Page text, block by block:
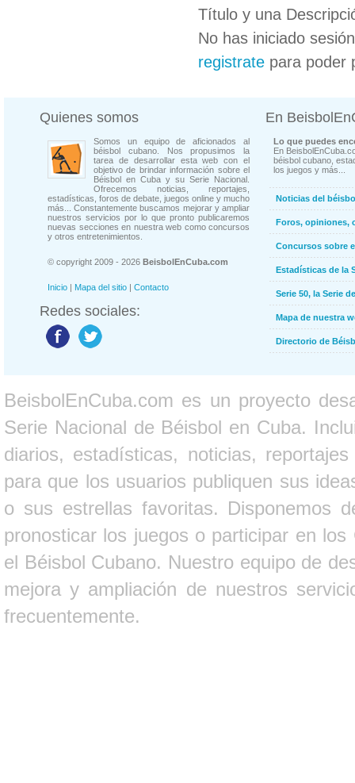
Título y una
No has iniciado
registrate para poder
Quienes somos
Somos un equipo de aficionados al
béisbol cubano. Nos propusimos la
tarea de desarrollar esta web con el
objetivo de brindar información sobre el
Béisbol en Cuba y su Serie Nacional.
Ofrecemos noticias, reportajes,
estadísticas, foros de debate, juegos online y mucho
más... Constantemente buscamos mejorar y ampliar
nuestros servicios por lo que pronto publicaremos
nuevas secciones en nuestra web como concursos
y otros entretenimientos.
© copyright 2009 - 2026 BeisbolEnCuba.com
Inicio | Mapa del sitio | Contacto
Redes sociales:
En
Lo que puedes
En
béisbol cubano,
los juegos y más...
Noticias del
Foros, opiniones,
Concursos sobre
Estadísticas de la
Serie 50, la Serie
Mapa de nuestra
Directorio de
BeisbolEnCuba.com es un proyecto
Serie Nacional de Béisbol en Cuba.
diarios, estadísticas, noticias,
para que los usuarios publiquen sus
o sus estrellas favoritas. Disponemos
pronosticar los juegos o participar en
el Béisbol Cubano. Nuestro equipo de
mejora y ampliación de nuestros
frecuentemente.